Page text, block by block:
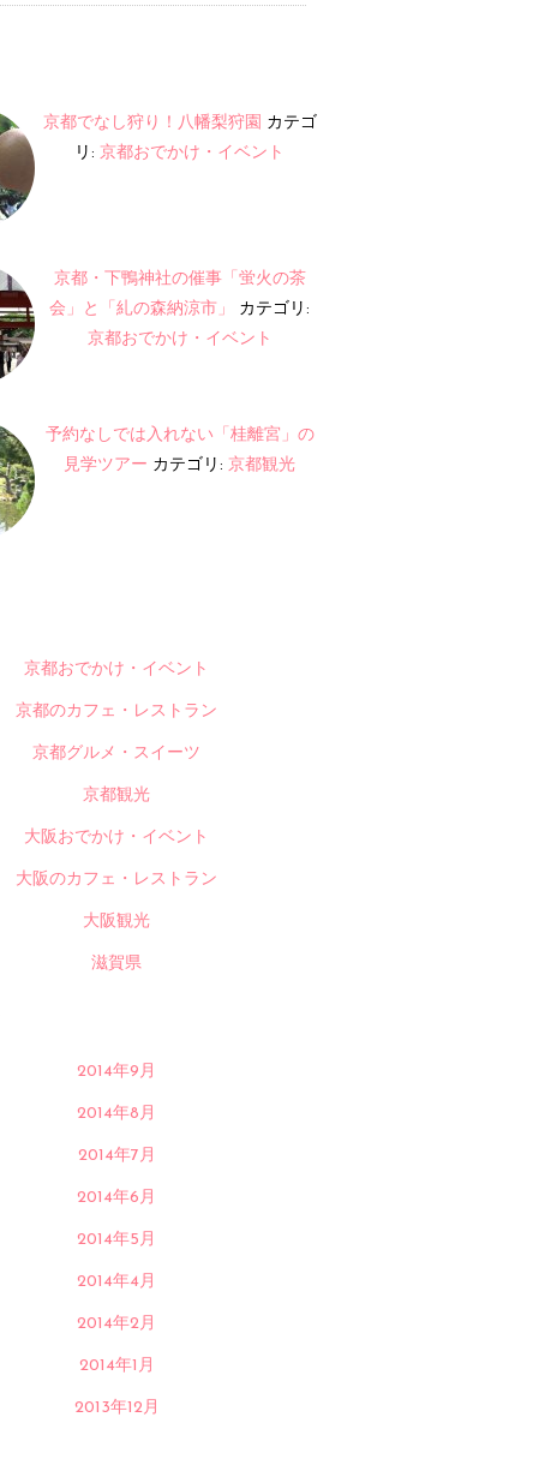
京都でなし狩り！八幡梨狩園 カテゴ
リ: 京都おでかけ・イベント
京都・下鴨神社の催事「蛍火の茶
会」と「糺の森納涼市」
カテゴリ:
京都おでかけ・イベント
予約なしでは入れない「桂離宮」の
見学ツアー カテゴリ: 京都観光
京都おでかけ・イベント
京都のカフェ・レストラン
京都グルメ・スイーツ
京都観光
大阪おでかけ・イベント
大阪のカフェ・レストラン
大阪観光
滋賀県
2014年9月
2014年8月
2014年7月
2014年6月
2014年5月
2014年4月
2014年2月
2014年1月
2013年12月